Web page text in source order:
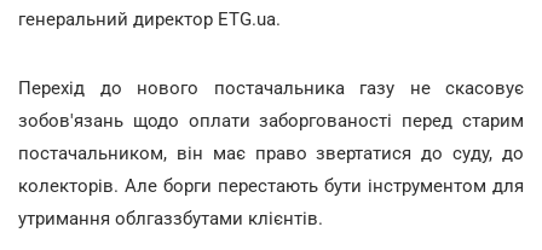
генеральний директор ETG.ua.
Перехід до нового постачальника газу не скасовує
зобов'язань щодо оплати заборгованості перед старим
постачальником, він має право звертатися до суду, до
колекторів. Але борги перестають бути інструментом для
утримання облгаззбутами клієнтів.